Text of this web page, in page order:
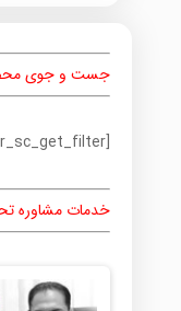
جست و جوی
[prdctfltr_sc_get_filter]
خدمات مشاوره